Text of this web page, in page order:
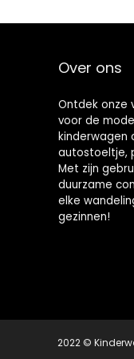
Over ons
Ontdek onze
voor de
kinderwagen
autostoeltje,
Met zijn
duurzame
elke
gezinnen!
2022 ©